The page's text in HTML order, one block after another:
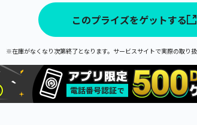
このプライズをゲットする
※在庫がなくなり次第終了となります。サービスサイトで実際の取り扱